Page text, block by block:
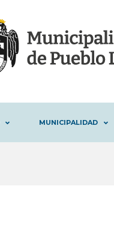
MUNICIPALIDAD